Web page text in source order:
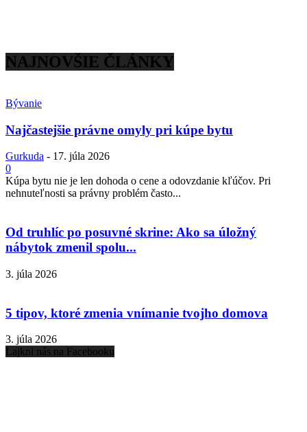
NAJNOVŠIE ČLÁNKY
Bývanie
Najčastejšie právne omyly pri kúpe bytu
Gurkuda - 17. júla 2026
0
Kúpa bytu nie je len dohoda o cene a odovzdanie kľúčov. Pri
nehnuteľnosti sa právny problém často...
Od truhlíc po posuvné skrine: Ako sa úložný
nábytok zmenil spolu...
3. júla 2026
5 tipov, ktoré zmenia vnímanie tvojho domova
3. júla 2026
Lajkni nás na Facebooku